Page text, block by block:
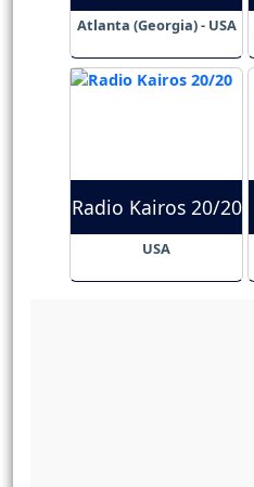
Atlanta (Georgia) - USA
Radio Kairos 20/20
USA